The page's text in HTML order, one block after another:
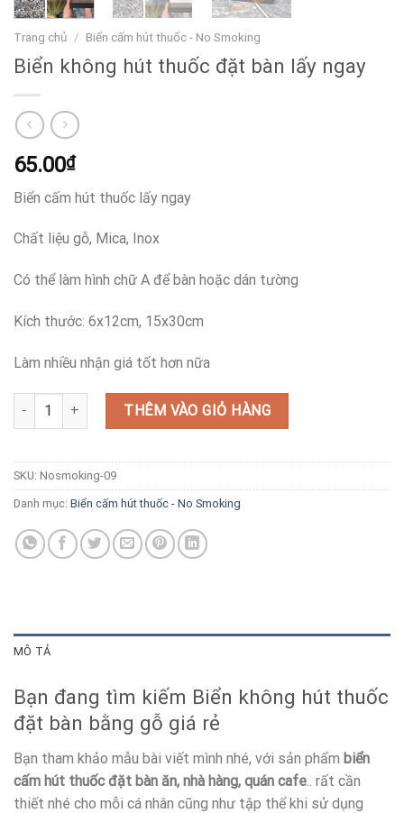
Trang chủ / Biển cấm hút thuốc - No Smoking
Biển không hút thuốc đặt bàn lấy ngay
65.00₫
Biển cấm hút thuốc lấy ngay
Chất liệu gỗ, Mica, Inox
Có thể làm hình chữ A để bàn hoặc dán tường
Kích thước: 6x12cm, 15x30cm
Làm nhiều nhận giá tốt hơn nữa
Biển không hút thuốc đặt bàn lấy ngay số lượng
THÊM VÀO GIỎ HÀNG
SKU: Nosmoking-09
Danh mục: Biển cấm hút thuốc - No Smoking
MÔ TẢ
Bạn đang tìm kiếm Biển không hút thuốc
đặt bàn bằng gỗ giá rẻ
Bạn tham khảo mẫu bài viết mình nhé, với sản phẩm biển
cấm hút thuốc đặt bàn ăn, nhà hàng, quán cafe .. rất cần
thiết nhé cho mỗi cá nhân cũng như tập thể khi sử dụng